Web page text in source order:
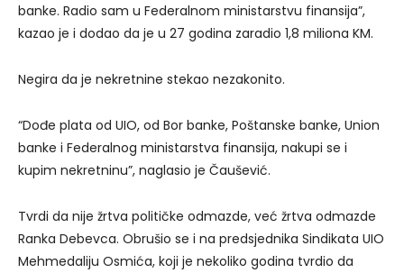
banke. Radio sam u Federalnom ministarstvu finansija”,
kazao je i dodao da je u 27 godina zaradio 1,8 miliona KM.
Negira da je nekretnine stekao nezakonito.
“Dođe plata od UIO, od Bor banke, Poštanske banke, Union
banke i Federalnog ministarstva finansija, nakupi se i
kupim nekretninu”, naglasio je Čaušević.
Tvrdi da nije žrtva političke odmazde, već žrtva odmazde
Ranka Debevca. Obrušio se i na predsjednika Sindikata UIO
Mehmedaliju Osmića, koji je nekoliko godina tvrdio da